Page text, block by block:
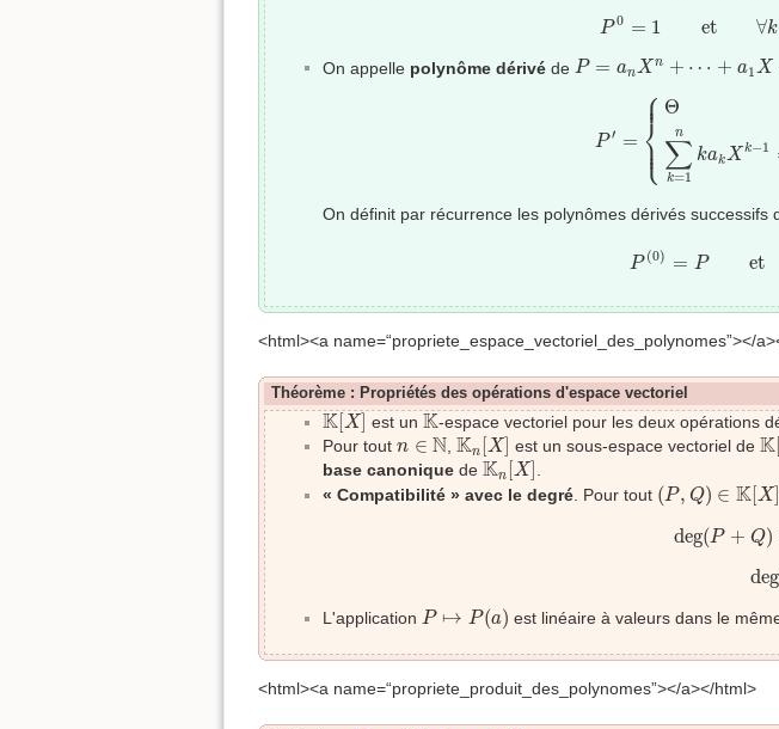
P 0 = 1 et ∀k
k ∈
On appelle polynôme dérivé de P = anX n + ⋯ + a1X
P= nX n+⋯ + a
P ′ =
⎧
⎪
⎪
⎨
⎪
⎪
⎩
Θ
n
∑
k=1
kakX k−1
si n=
On définit par récurrence les polynômes dérivés successifs
P (0) = P et
<html><a name=“propriete_espace_vectoriel_des_polynomes”></
Théorème : Propriétés des opérations d'espace vectoriel
K X
K[X] est un K
K-espace vectoriel pour les deux opérations
Pour tout n ∈ N
n ∈N Kn [X
Kn[X] est un sous-espace vectoriel de K
K[
base canonique de Kn X
Kn[X]
« Compatibilité » avec le degré. Pour tout (P, Q) ∈ K[ X
(P, Q)∈ [X]2
deg(P + Q)
deg( P Q)
deg
L'application P ↦ P(a)
P↦ a) est linéaire à valeurs dans le
<html><a name=“propriete_produit_des_polynomes”></a></html>